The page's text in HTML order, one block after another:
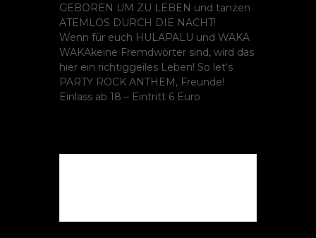
GEBOREN UM ZU LEBEN und tanzen
ATEMLOS DURCH DIE NACHT!
Wenn für euch HULAPALU und WAKA
WAKAkeine Fremdwörter sind, wird das
hier ein richtiggeiles Leben! So let‘s
PARTY ROCK ANTHEM, Freunde!
Einlass ab 18 – Eintritt 6 Euro